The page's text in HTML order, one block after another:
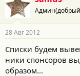
28 Авг 2012
Списки будем
ники спонсоров
образом...